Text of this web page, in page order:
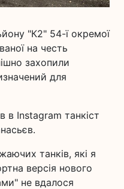
"К2" 54-ї окремої
на честь
захопили
для
Instagram танкіст
танків, які я
версія нового
не вдалося